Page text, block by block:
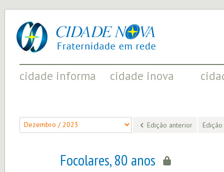
cidade
nova
UM
PROJETO
PELA
FRATERNIDADE
cidade informa cidade inova
Edição anterior
Focolares, 80 anos